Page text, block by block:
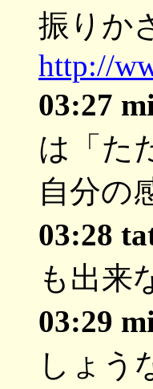
振りか
http://
03:27
は「た
自分の
03:28
も出来
03:29
しょう